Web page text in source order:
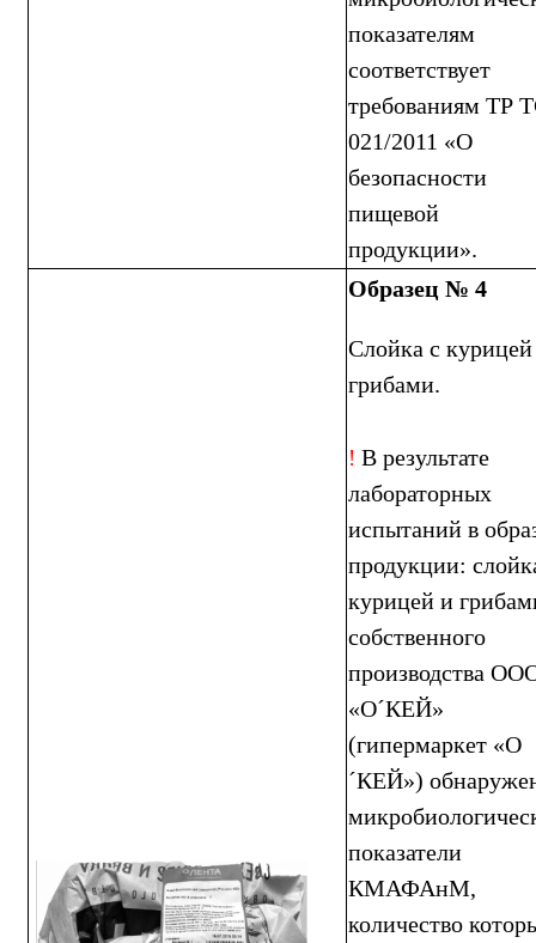
показателям
соответствует
требованиям ТР
021/2011 «О
безопасности
пищевой
продукции».
Образец № 4
Слойка с
грибами.
! В результате
лабораторных
испытаний в
продукции:
курицей и
собственного
производства
«О´КЕЙ»
(гипермаркет «О
´КЕЙ»)
показатели
КМАФАнМ,
количество